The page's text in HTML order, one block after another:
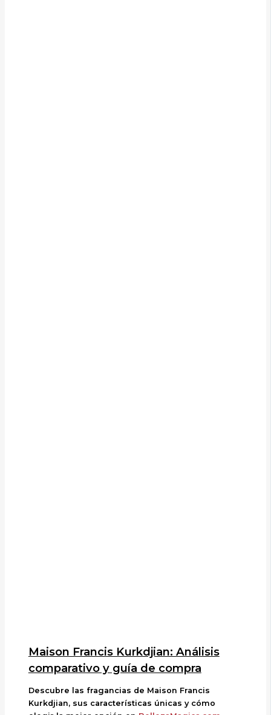
Maison Francis Kurkdjian: Análisis
comparativo y guía de compra
Descubre las fragancias de Maison Francis
Kurkdjian, sus características únicas y cómo